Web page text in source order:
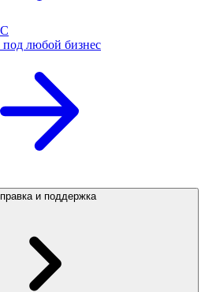
любой бизнес
и поддержка